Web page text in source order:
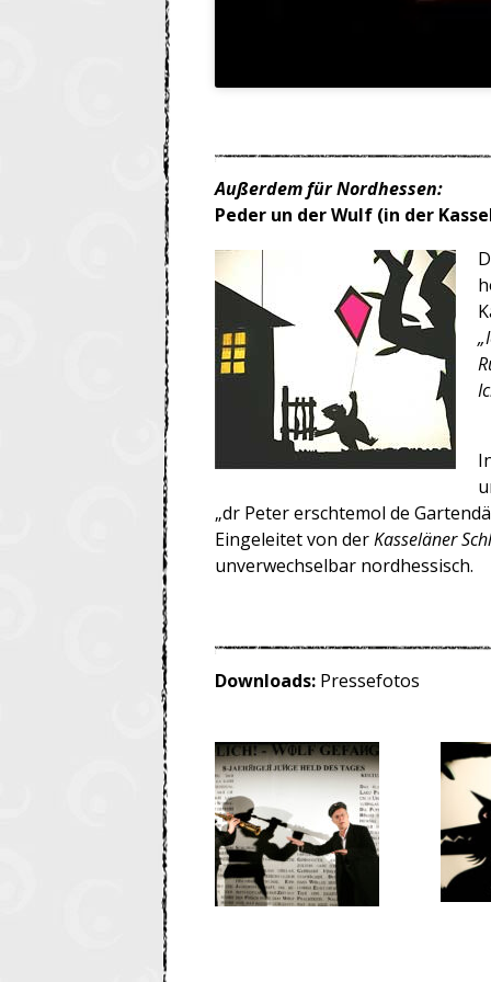
Außerdem für Nordhessen:
Peder un der Wulf (in der
„dr Peter erschtemol de
Eingeleitet von derKasseläner
unverwechselbar nordhessisch.
Downloads: Pressefotos